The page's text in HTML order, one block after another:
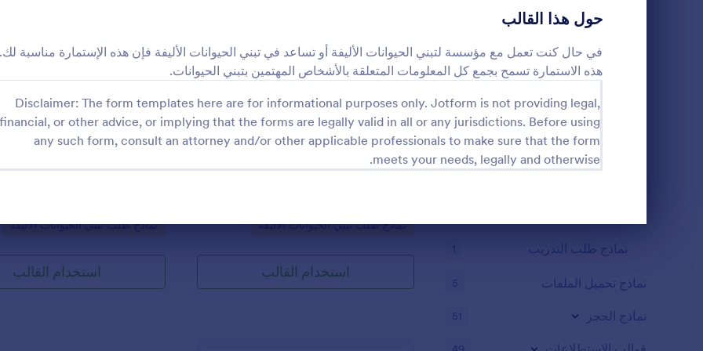
حول هذا القالب
في حال كنت تعمل مع مؤسسة لتبني الحيوانات الأليفة أو تساعد في تبني الحيوانات الأليفة فإن هذه الإستمارة مناسبة لك.
هذه الاستمارة تسمح بجمع كل المعلومات المتعلقة بالأشخاص المهتمين بتبني الحيوانات.
Disclaimer: The form templates here are for informational purposes only. Jotform is not providing legal,
financial, or other advice, or implying that the forms are legally valid in all or any jurisdictions. Before using
any such form, consult an attorney and/or other applicable professionals to make sure that the form
meets your needs, legally and otherwise.
التقدم لتبني كلب
هذه الاستمارة تسمح بإيجاد أفضل مالك لكلبك
موافقاتهم.
Go to Category:
نماذج طلب تبني الحيوانات الأليفة
استخدام القالب
:
أستمارة إنقاذ كلب
باستعمال هذه الاستمارة يمكن بدء
Go to Category:
نماذج طلب تبني الحيوانات الأليفة
استخدام القالب
نماذج الطلبات الائتمانية
قوالب نماذج تسجيل البائعين 3
نماذج طلب الرعاية 3
نماذج الاشتراك في مسابقة 3
قوالب نماذج طلب العضوية 3
نماذج طلب التدريب 1
نماذج تحميل الملفات 5
نماذج الحجز 51